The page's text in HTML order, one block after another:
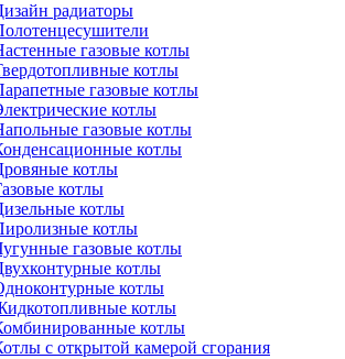
радиаторы
газовые котлы
котлы
газовые котлы
котлы
газовые котлы
котлы
котлы
котлы
котлы
котлы
газовые котлы
котлы
котлы
котлы
котлы
с открытой камерой сгорания